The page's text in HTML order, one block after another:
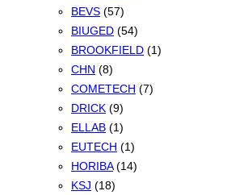
BEVS (57)
BIUGED (54)
BROOKFIELD (1)
CHN (8)
COMETECH (7)
DRICK (9)
ELLAB (1)
EUTECH (1)
HORIBA (14)
KSJ (18)